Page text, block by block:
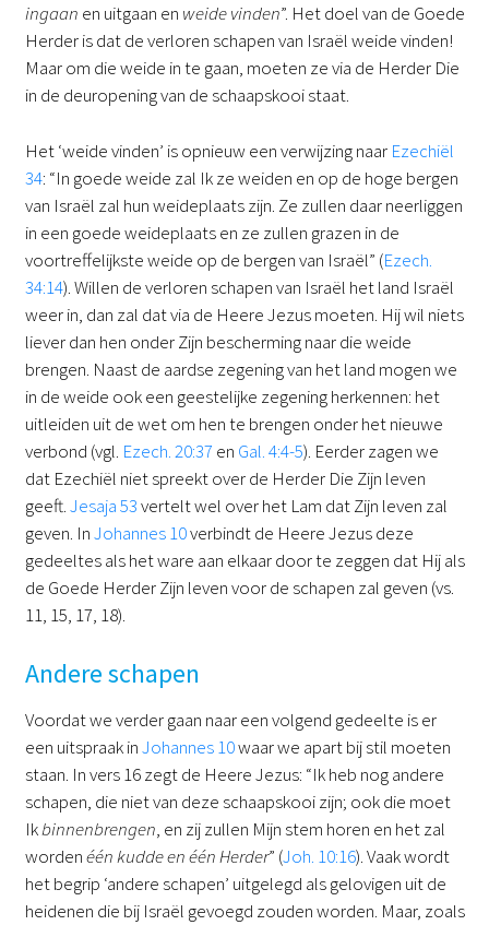
ingaan en uitgaan en weide vinden”. Het doel van de Goede
Herder is dat de verloren schapen van Israël weide vinden!
Maar om die weide in te gaan, moeten ze via de Herder Die
in de deuropening van de schaapskooi staat.
Het ‘weide vinden’ is opnieuw een verwijzing naar Ezechiël
34: “In goede weide zal Ik ze weiden en op de hoge bergen
van Israël zal hun weideplaats zijn. Ze zullen daar neerliggen
in een goede weideplaats en ze zullen grazen in de
voortreffelijkste weide op de bergen van Israël” (Ezech.
34:14). Willen de verloren schapen van Israël het land Israël
weer in, dan zal dat via de Heere Jezus moeten. Hij wil niets
liever dan hen onder Zijn bescherming naar die weide
brengen. Naast de aardse zegening van het land mogen we
in de weide ook een geestelijke zegening herkennen: het
uitleiden uit de wet om hen te brengen onder het nieuwe
verbond (vgl. Ezech. 20:37 en Gal. 4:4-5). Eerder zagen we
dat Ezechiël niet spreekt over de Herder Die Zijn leven
geeft.Jesaja 53vertelt wel over het Lam dat Zijn leven zal
geven. InJohannes 10verbindt de Heere Jezus deze
gedeeltes als het ware aan elkaar door te zeggen dat Hij als
de Goede Herder Zijn leven voor de schapen zal geven (vs.
11, 15, 17, 18).
Andere schapen
Voordat we verder gaan naar een volgend gedeelte is er
een uitspraak inJohannes 10waar we apart bij stil moeten
staan. In vers 16 zegt de Heere Jezus: “Ik heb nog andere
schapen, die niet van deze schaapskooi zijn; ook die moet
Ikbinnenbrengen, en zij zullen Mijn stem horen en het zal
wordenéén kudde en één Herder” (Joh. 10:16). Vaak wordt
het begrip ‘andere schapen’ uitgelegd als gelovigen uit de
heidenen die bij Israël gevoegd zouden worden. Maar, zoals